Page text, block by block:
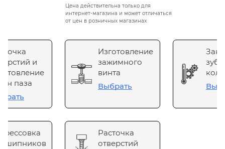
Цена действительна только для
интернет-магазина и может отличаться
от цен в розничных магазинах
и
паза
Изготовление
зажимного
винта
Выбрать
Расточка
отверстий